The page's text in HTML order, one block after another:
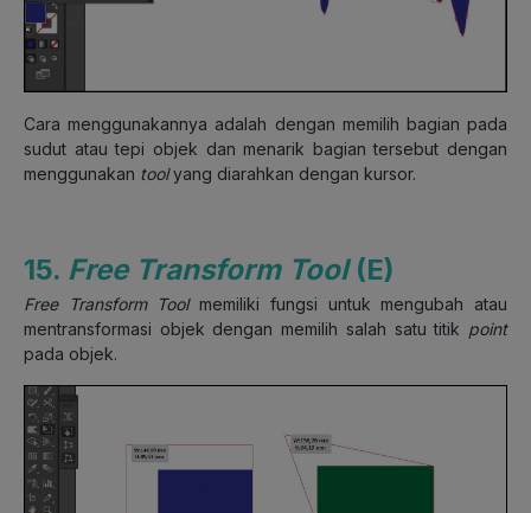
Cara menggunakannya adalah dengan memilih bagian pada
sudut atau tepi objek dan menarik bagian tersebut dengan
menggunakan toolyang diarahkan dengan kursor.
15. Free Transform Tool (E)
Free Transform Toolmemiliki fungsi untuk mengubah atau
mentransformasi objek dengan memilih salah satu titik point
pada objek.